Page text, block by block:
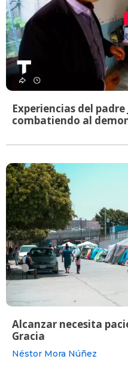
Experiencias del
combatiendo al
Alcanzar necesita
Gracia
Néstor Mora Núñez